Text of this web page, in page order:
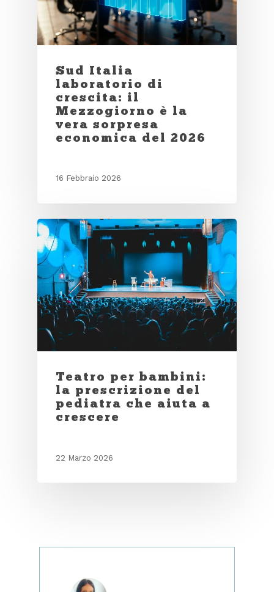
Sud Italia
laboratorio di
crescita: il
Mezzogiorno è la
vera sorpresa
economica del 2026
16 Febbraio 2026
Teatro per bambini:
la prescrizione del
pediatra che aiuta a
crescere
22 Marzo 2026